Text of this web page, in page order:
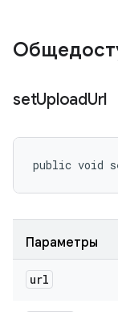
setUploadUrl
public void
Параметры
url